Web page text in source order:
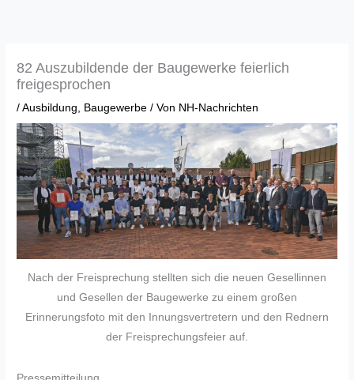
82 Auszubildende der Baugewerke feierlich
freigesprochen
/Ausbildung, Baugewerbe / Von NH-Nachrichten
Nach der Freisprechung stellten sich die neuen Gesellinnen
und Gesellen der Baugewerke zu einem großen
Erinnerungsfoto mit den Innungsvertretern und den Rednern
der Freisprechungsfeier auf.